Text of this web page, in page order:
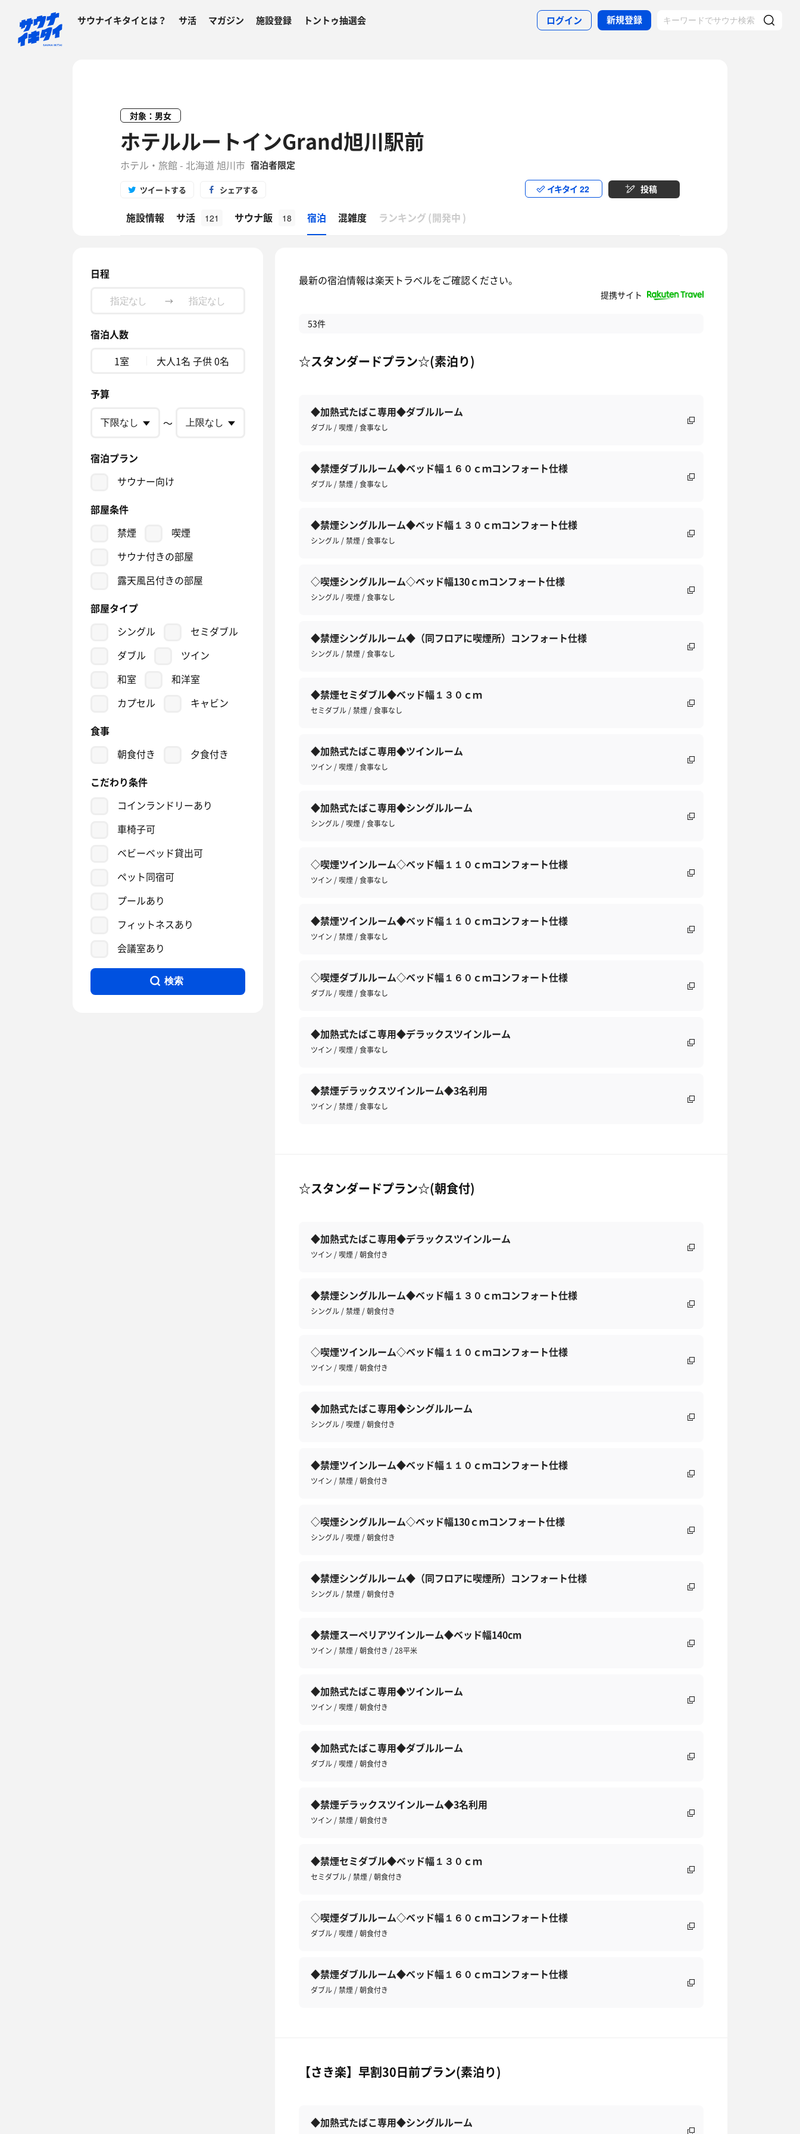
サウナイキタイとは？ サ活 マガジン 施設登録 トントゥ抽選会 ログイン 新規登録
対象：男女
ホテルルートインGrand旭川駅前
ホテル・旅館 - 北海道 旭川市 宿泊者限定
ツイートする シェアする イキタイ 22 投稿
施設情報 サ活 121 サウナ飯 18 宿泊 混雑度 ランキング (開発中 )
日程
→
宿泊人数
1室
大人1名 子供 0名
予算
〜
宿泊プラン
サウナー向け
部屋条件
禁煙
喫煙
サウナ付きの部屋
露天風呂付きの部屋
部屋タイプ
シングル
セミダブル
ダブル
ツイン
和室
和洋室
カプセル
キャビン
食事
朝食付き
夕食付き
こだわり条件
コインランドリーあり
車椅子可
ベビーベッド貸出可
ペット同宿可
プールあり
フィットネスあり
会議室あり
検索
最新の宿泊情報は楽天トラベルをご確認ください。
提携サイト
53件
☆スタンダードプラン☆(素泊り)
◆加熱式たばこ専用◆ダブルルーム
ダブル / 喫煙 / 食事なし
◆禁煙ダブルルーム◆ベッド幅１６０ｃｍコンフォート仕様
ダブル / 禁煙 / 食事なし
◆禁煙シングルルーム◆ベッド幅１３０ｃｍコンフォート仕様
シングル / 禁煙 / 食事なし
◇喫煙シングルルーム◇ベッド幅130ｃｍコンフォート仕様
シングル / 喫煙 / 食事なし
◆禁煙シングルルーム◆（同フロアに喫煙所）コンフォート仕様
シングル / 禁煙 / 食事なし
◆禁煙セミダブル◆ベッド幅１３０ｃｍ
セミダブル / 禁煙 / 食事なし
◆加熱式たばこ専用◆ツインルーム
ツイン / 喫煙 / 食事なし
◆加熱式たばこ専用◆シングルルーム
シングル / 喫煙 / 食事なし
◇喫煙ツインルーム◇ベッド幅１１０ｃｍコンフォート仕様
ツイン / 喫煙 / 食事なし
◆禁煙ツインルーム◆ベッド幅１１０ｃｍコンフォート仕様
ツイン / 禁煙 / 食事なし
◇喫煙ダブルルーム◇ベッド幅１６０ｃｍコンフォート仕様
ダブル / 喫煙 / 食事なし
◆加熱式たばこ専用◆デラックスツインルーム
ツイン / 喫煙 / 食事なし
◆禁煙デラックスツインルーム◆3名利用
ツイン / 禁煙 / 食事なし
☆スタンダードプラン☆(朝食付)
◆加熱式たばこ専用◆デラックスツインルーム
ツイン / 喫煙 / 朝食付き
◆禁煙シングルルーム◆ベッド幅１３０ｃｍコンフォート仕様
シングル / 禁煙 / 朝食付き
◇喫煙ツインルーム◇ベッド幅１１０ｃｍコンフォート仕様
ツイン / 喫煙 / 朝食付き
◆加熱式たばこ専用◆シングルルーム
シングル / 喫煙 / 朝食付き
◆禁煙ツインルーム◆ベッド幅１１０ｃｍコンフォート仕様
ツイン / 禁煙 / 朝食付き
◇喫煙シングルルーム◇ベッド幅130ｃｍコンフォート仕様
シングル / 喫煙 / 朝食付き
◆禁煙シングルルーム◆（同フロアに喫煙所）コンフォート仕様
シングル / 禁煙 / 朝食付き
◆禁煙スーペリアツインルーム◆ベッド幅140cm
ツイン / 禁煙 / 朝食付き / 28平米
◆加熱式たばこ専用◆ツインルーム
ツイン / 喫煙 / 朝食付き
◆加熱式たばこ専用◆ダブルルーム
ダブル / 喫煙 / 朝食付き
◆禁煙デラックスツインルーム◆3名利用
ツイン / 禁煙 / 朝食付き
◆禁煙セミダブル◆ベッド幅１３０ｃｍ
セミダブル / 禁煙 / 朝食付き
◇喫煙ダブルルーム◇ベッド幅１６０ｃｍコンフォート仕様
ダブル / 喫煙 / 朝食付き
◆禁煙ダブルルーム◆ベッド幅１６０ｃｍコンフォート仕様
ダブル / 禁煙 / 朝食付き
【さき楽】早割30日前プラン(素泊り)
◆加熱式たばこ専用◆シングルルーム